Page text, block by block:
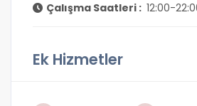
Çalışma Saatleri : 12:00-
Ek Hizmetler